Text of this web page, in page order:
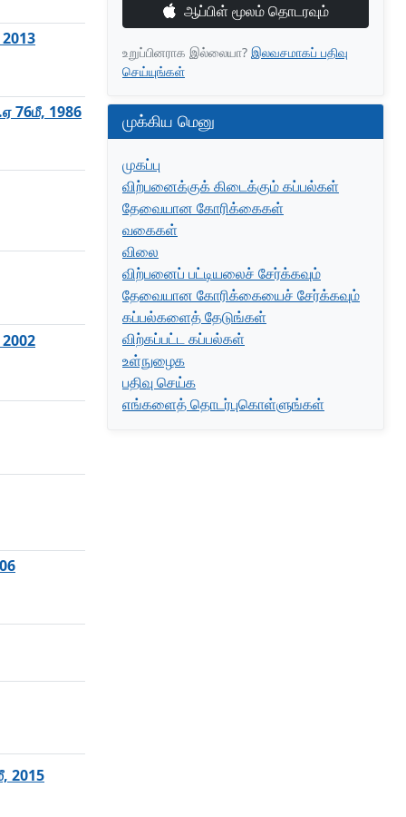
76மீ, 1986
2015
ஆப்பிள் மூலம் தொடரவும்
உறுப்பினராக இல்லையா? இலவசமாகப் பதிவு
செய்யுங்கள்
முக்கிய மெனு
முகப்பு
விற்பனைக்குக் கிடைக்கும் கப்பல்கள்
தேவையான கோரிக்கைகள்
வகைகள்
விலை
விற்பனைப் பட்டியலைச் சேர்க்கவும்
தேவையான கோரிக்கையைச் சேர்க்கவும்
கப்பல்களைத் தேடுங்கள்
விற்கப்பட்ட கப்பல்கள்
உள்நுழைக
பதிவு செய்க
எங்களைத் தொடர்புகொள்ளுங்கள்